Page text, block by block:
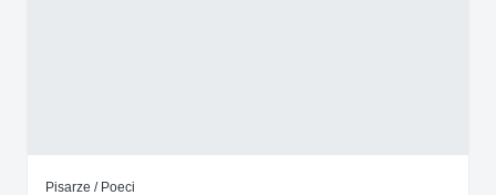
Pisarze / Poeci